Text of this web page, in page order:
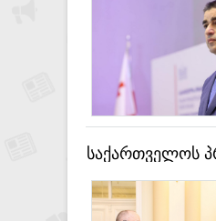
სურთ, გარედან
პოლიტიკური
მოიპოვონ -
პაპუაშვილი
საქართველოს
სასახლეში
არარეზიდენტი